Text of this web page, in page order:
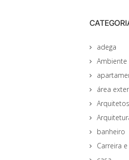
adega
área
banheiro
Carreira